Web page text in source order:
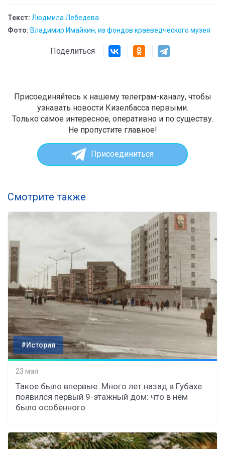
Текст: Людмила Лебедева
Фото: Владимир Имайкин, из фондов краеведческого музея
Поделиться
Присоединяйтесь к нашему телеграм-каналу, чтобы
узнавать новости Кизелбасса первыми.
Только самое интересное, оперативно и по существу.
Не пропустите главное!
Присоединиться
Смотрите также
#История
23 мая
Такое было впервые. Много лет назад в Губахе
появился первый 9-этажный дом: что в нём
было особенного